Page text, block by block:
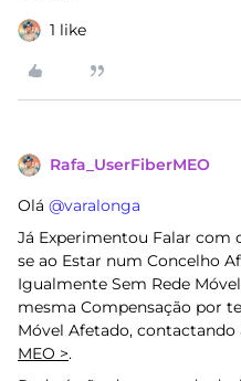
1 like
Rafa_UserFiberMEO
Olá ​ @varalonga
Já Experimentou Falar com
se ao Estar num Concelho
Igualmente Sem Rede
mesma Compensação por
Móvel Afetado, contactando
MEO >.